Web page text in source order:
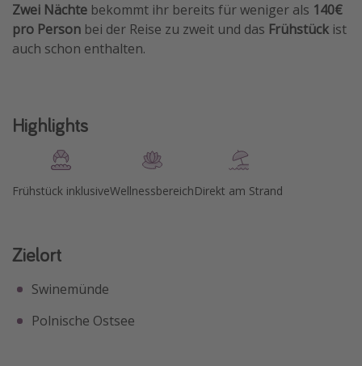
Silvesterreisen
Last Minute Urlaub Mallorca
Zwei Nächte bekommt ihr bereits für weniger als 140€
pro Person bei der Reise zu zweit und das Frühstück ist
auch schon enthalten.
Highlights
Frühstück inklusiveWellnessbereichDirekt am Strand
Zielort
Swinemünde
Polnische Ostsee